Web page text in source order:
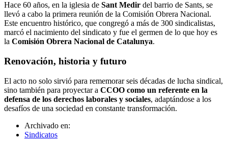
Hace 60 años, en la iglesia de Sant Medir del barrio de Sants, se
llevó a cabo la primera reunión de la Comisión Obrera Nacional.
Este encuentro histórico, que congregó a más de 300 sindicalistas,
marcó el nacimiento del sindicato y fue el germen de lo que hoy es
la Comisión Obrera Nacional de Catalunya.
Renovación, historia y futuro
El acto no solo sirvió para rememorar seis décadas de lucha sindical,
sino también para proyectar a CCOO como un referente en la
defensa de los derechos laborales y sociales, adaptándose a los
desafíos de una sociedad en constante transformación.
Archivado en:
Sindicatos